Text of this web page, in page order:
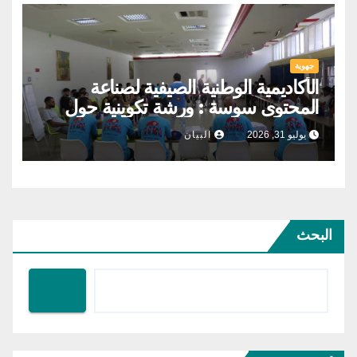
جهوية
الأكاديمية الوطنية الصيفية لصناعة
المحتوى سوسة : ورشة تكوينية حول
الحوكمة التشاركية
يوليو 31, 2026 البيان
البحث